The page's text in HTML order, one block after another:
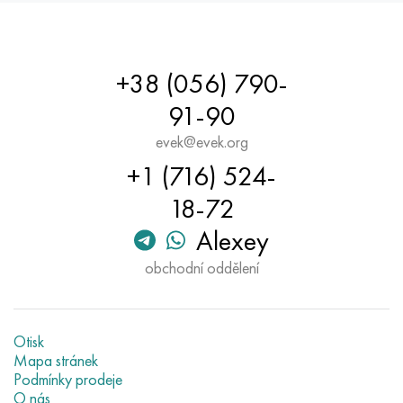
+38 (056) 790-
91-90
evek@evek.org
+1 (716) 524-
18-72
Alexey
obchodní oddělení
Otisk
Mapa stránek
Podmínky prodeje
O nás